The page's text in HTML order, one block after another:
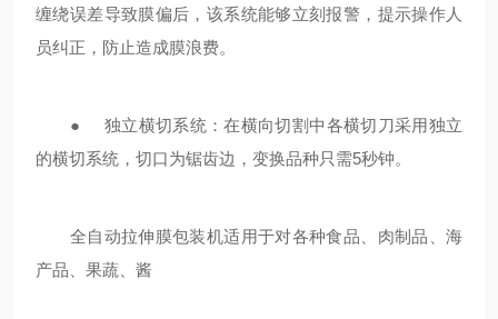
缠绕误差导致膜偏后，该系统能够立刻报警，提示操作人
员纠正，防止造成膜浪费。
● 独立横切系统：在横向切割中各横切刀采用独立
的横切系统，切口为锯齿边，变换品种只需5秒钟。
全自动拉伸膜包装机适用于对各种食品、肉制品、海
产品、果蔬、酱